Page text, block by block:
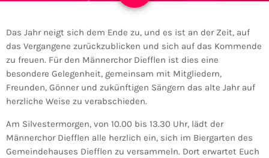
Das Jahr neigt sich dem Ende zu, und es ist an der Zeit, auf
das Vergangene zurückzublicken und sich auf das Kommende
zu freuen. Für den Männerchor Diefflen ist dies eine
besondere Gelegenheit, gemeinsam mit Mitgliedern,
Freunden, Gönner und zukünftigen Sängern das alte Jahr auf
herzliche Weise zu verabschieden.
Am Silvestermorgen, von 10.00 bis 13.30 Uhr, lädt der
Männerchor Diefflen alle herzlich ein, sich im Biergarten des
Gemeindehauses Diefflen zu versammeln. Dort erwartet Euch